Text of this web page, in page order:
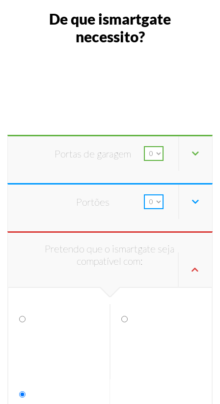
De que ismartgate
necessito?
Portas de garagem
Portões
Pretendo que o ismartgate seja
compatível com: